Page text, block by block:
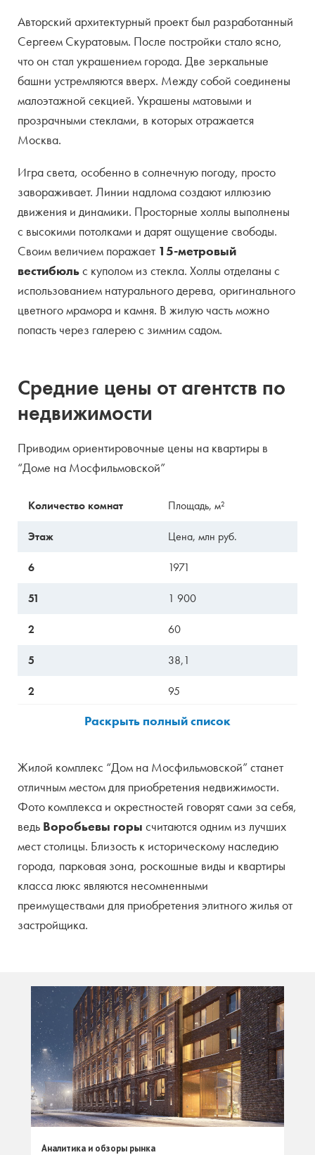
Авторский архитектурный проект был разработанный
Сергеем Скуратовым. После постройки стало ясно,
что он стал украшением города. Две зеркальные
башни устремляются вверх. Между собой соединены
малоэтажной секцией. Украшены матовыми и
прозрачными стеклами, в которых отражается
Москва.
Игра света, особенно в солнечную погоду, просто
завораживает. Линии надлома создают иллюзию
движения и динамики. Просторные холлы выполнены
с высокими потолками и дарят ощущение свободы.
Своим величием поражает 15-метровый
вестибюльс куполом из стекла. Холлы отделаны с
использованием натурального дерева, оригинального
цветного мрамора и камня. В жилую часть можно
попасть через галерею с зимним садом.
Средние цены от агентств по
недвижимости
Приводим ориентировочные цены на квартиры в
“Доме на Мосфильмовской”
Количество комнат Площадь, м²
Этаж Цена, млн руб.
6 1971
51 1 900
2 60
5 38,1
2 95
60,4
Жилой комплекс “Дом на Мосфильмовской” станет
отличным местом для приобретения недвижимости.
Фото комплекса и окрестностей говорят сами за себя,
ведь Воробьевы горы считаются одним из лучших
мест столицы. Близость к историческому наследию
города, парковая зона, роскошные виды и квартиры
класса люкс являются несомненными
преимуществами для приобретения элитного жилья от
застройщика.
Аналитика и обзоры рынка